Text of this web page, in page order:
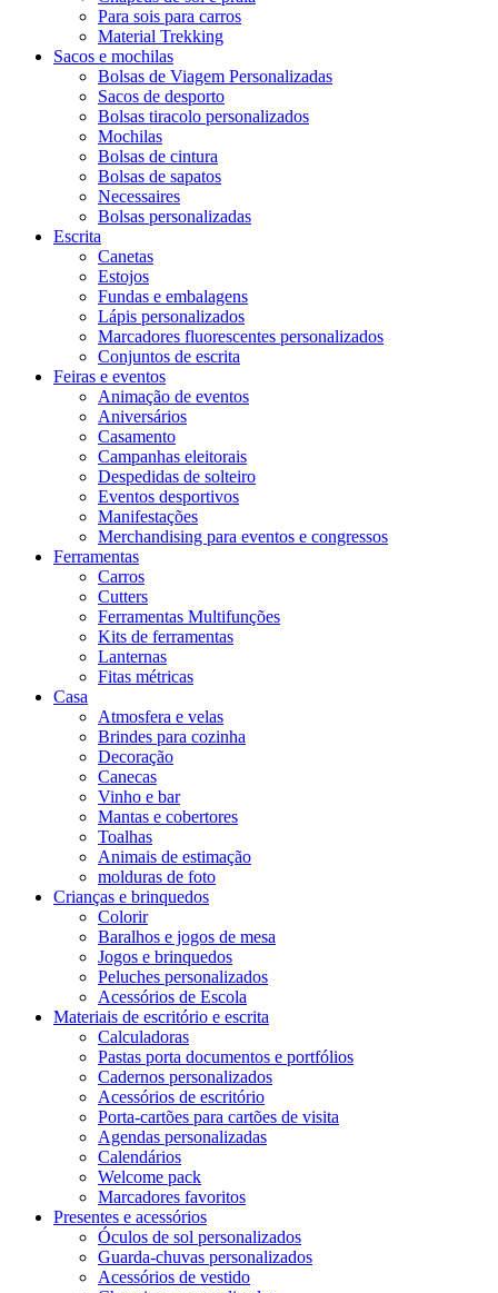
Para sois para carros
Material Trekking
Sacos e mochilas
Bolsas de Viagem Personalizadas
Sacos de desporto
Bolsas tiracolo personalizados
Mochilas
Bolsas de cintura
Bolsas de sapatos
Necessaires
Bolsas personalizadas
Escrita
Canetas
Estojos
Fundas e embalagens
Lápis personalizados
Marcadores fluorescentes personalizados
Conjuntos de escrita
Feiras e eventos
Animação de eventos
Aniversários
Casamento
Campanhas eleitorais
Despedidas de solteiro
Eventos desportivos
Manifestações
Merchandising para eventos e congressos
Ferramentas
Carros
Cutters
Ferramentas Multifunções
Kits de ferramentas
Lanternas
Fitas métricas
Casa
Atmosfera e velas
Brindes para cozinha
Decoração
Canecas
Vinho e bar
Mantas e cobertores
Toalhas
Animais de estimação
molduras de foto
Crianças e brinquedos
Colorir
Baralhos e jogos de mesa
Jogos e brinquedos
Peluches personalizados
Acessórios de Escola
Materiais de escritório e escrita
Calculadoras
Pastas porta documentos e portfólios
Cadernos personalizados
Acessórios de escritório
Porta-cartões para cartões de visita
Agendas personalizadas
Calendários
Welcome pack
Marcadores favoritos
Presentes e acessórios
Óculos de sol personalizados
Guarda-chuvas personalizados
Acessórios de vestido